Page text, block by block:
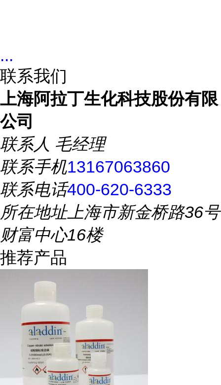
...
联系我们
上海阿拉丁生化科技股份有限
公司
联系人 毛经理
联系手机13167063860
联系电话400-620-6333
所在地址上海市新金桥路36号
财富中心16楼
推荐产品